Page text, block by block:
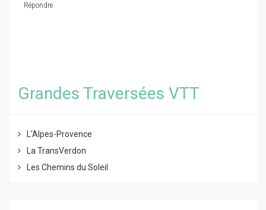
Répondre
Grandes Traversées VTT
L'Alpes-Provence
La TransVerdon
Les Chemins du Soleil